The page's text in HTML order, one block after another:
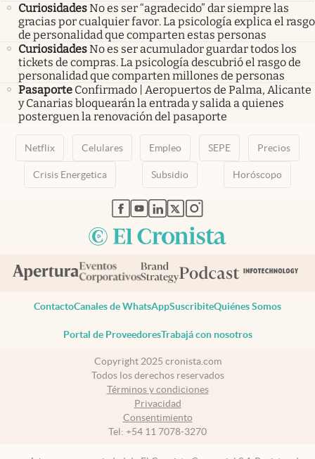
CuriosidadesNo es ser “agradecido” dar siempre las
gracias por cualquier favor. La psicología explica el rasgo
de personalidad que comparten estas personas
CuriosidadesNo es ser acumulador guardar todos los
tickets de compras. La psicología descubrió el rasgo de
personalidad que comparten millones de personas
Pasaporte Confirmado | Aeropuertos de Palma, Alicante
y Canarias bloquearán la entrada y salida a quienes
posterguen la renovación del pasaporte
Netflix Celulares Empleo SEPE Precios
Crisis Energetica Subsidio Horóscopo
abre en nueva pestaña
abre en nueva pestaña
abre en nueva pestaña
abre en nueva pestaña
abre en nueva pestaña
ContactoCanales de WhatsAppSuscribiteQuiénes Somos
Portal de ProveedoresTrabajá con nosotros
Copyright 2025 cronista.com
Todos los derechos reservados
Términos y condiciones
Privacidad
Consentimiento
Tel: +54 11 7078-3270